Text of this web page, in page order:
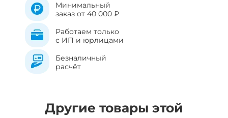
Минимальный
заказ от 40 000 ₽
Работаем только
с ИП и юрлицами
Безналичный
расчёт
Другие товары этой